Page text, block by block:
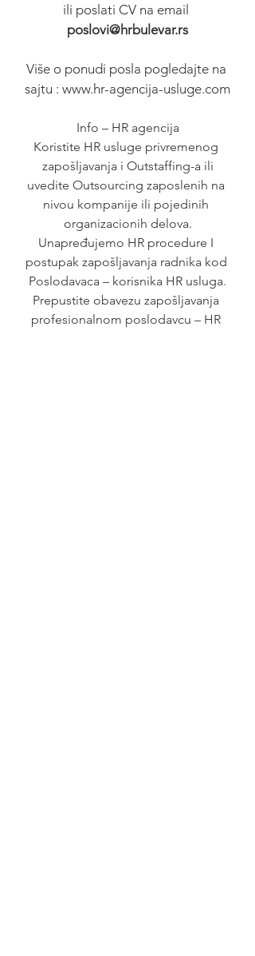
ili poslati CV na email
poslovi@hrbulevar.rs
Više o ponudi posla pogledajte na
sajtu : www.hr-agencija-usluge.com
Info – HR agencija
Koristite HR usluge privremenog
zapošljavanja i Outstaffing-a ili
uvedite Outsourcing zaposlenih na
nivou kompanije ili pojedinih
organizacionih delova.
Unapređujemo HR procedure I
postupak zapošljavanja radnika kod
Poslodavaca – korisnika HR usluga.
Prepustite obavezu zapošljavanja
profesionalnom poslodavcu – HR